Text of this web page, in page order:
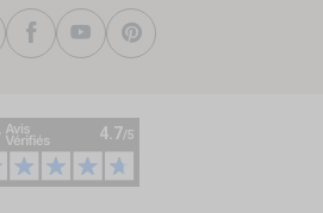
InstagramFacebook
YouTubePinterest